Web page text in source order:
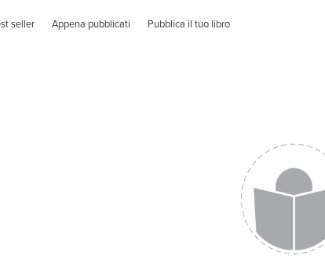
seller Appena pubblicati Pubblica il tuo libro